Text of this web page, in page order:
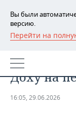
Вы были
версию.
Перейти на
РЕГИОНЫ
БАШКОРТОСТАН
ТАТАРСТАН
НОВОСТИ
АНАЛИТИКА
Уиткофф
Доху на
16:05, 29.06.2026